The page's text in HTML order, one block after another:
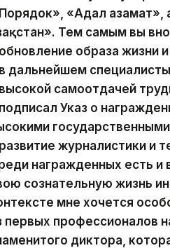
«Адал азамат»,
Тем самым вы
образа жизни
дальнейшем
самоотдачей
Указ о
журналистики и
награжденных есть и
сознательную жизнь
мне хочется
первых профессионалов
диктора,